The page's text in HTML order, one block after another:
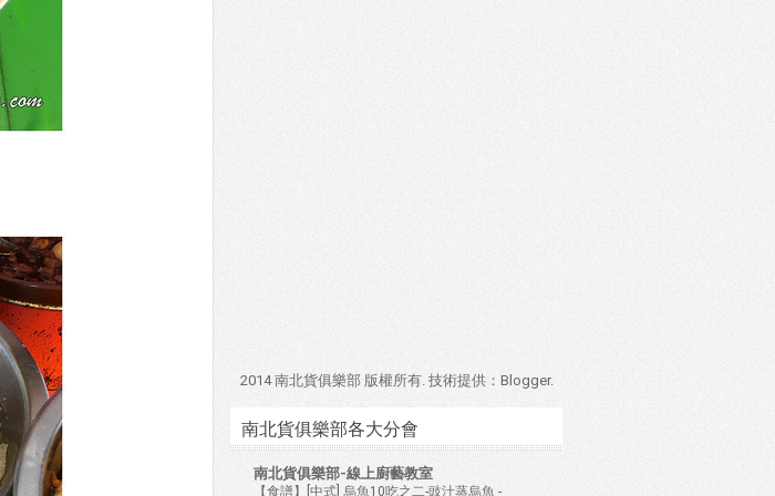
2014 南北貨俱樂部 版權所有. 技術提供： Blogger.
南北貨俱樂部各大分會
南北貨俱樂部-線上廚藝教室
【食譜】[中式] 烏魚10吃之二-豉汁蒸烏魚 -